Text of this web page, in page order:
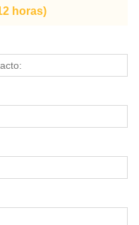
horas)